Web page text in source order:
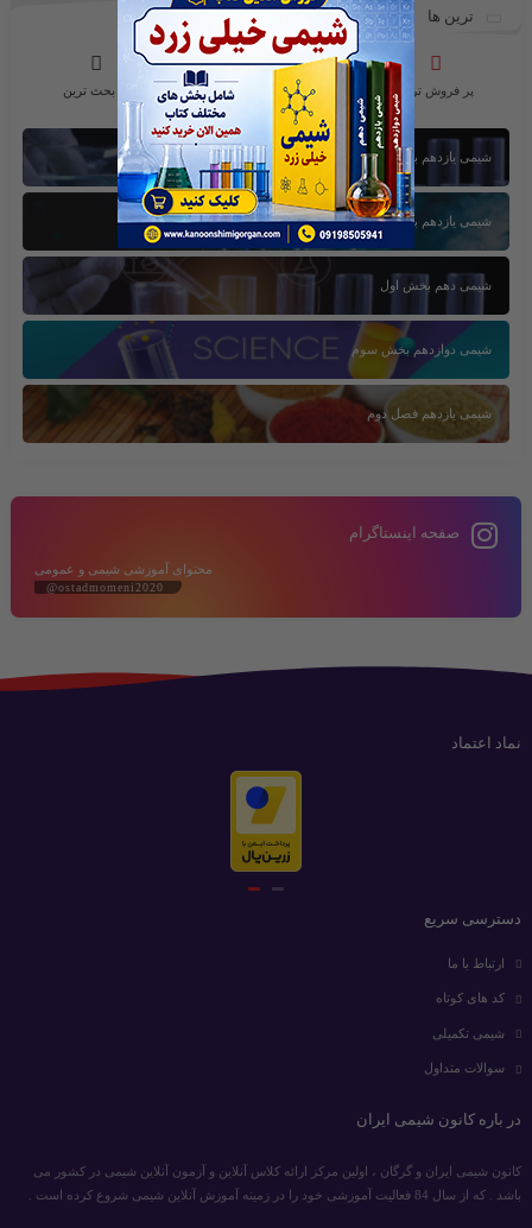
ترین ها
پر فروش ترین محبوب ترین ها پر بحث ترین
شیمی یازدهم بخش اول
شیمی یازدهم بخش سوم
شیمی دهم بخش اول
شیمی دوازدهم بخش سوم
شیمی یازدهم فصل دوم
صفحه اینستاگرام
محتوای آموزشی شیمی و عمومی
@ostadmomeni2020
نماد اعتماد
دسترسی سریع
ارتباط با ما
کد های کوتاه
شیمی تکمیلی
سوالات متداول
در باره کانون شیمی ایران
کانون شیمی ایران و گرگان ، اولین مرکز ارائه کلاس آنلاین و آزمون آنلاین شیمی در کشور می
باشد . که از سال 84 فعالیت آموزشی خود را در زمینه آموزش آنلاین شیمی شروع کرده است .